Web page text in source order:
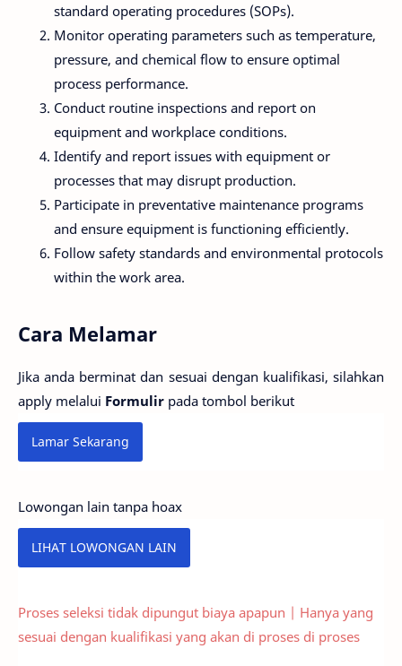
standard operating procedures (SOPs).
Monitor operating parameters such as temperature,
pressure, and chemical flow to ensure optimal
process performance.
Conduct routine inspections and report on
equipment and workplace conditions.
Identify and report issues with equipment or
processes that may disrupt production.
Participate in preventative maintenance programs
and ensure equipment is functioning efficiently.
Follow safety standards and environmental protocols
within the work area.
Cara Melamar
Jika anda berminat dan sesuai dengan kualifikasi, silahkan
apply melalui Formulir pada tombol berikut
Lamar Sekarang
Lowongan lain tanpa hoax
LIHAT LOWONGAN LAIN
Proses seleksi tidak dipungut biaya apapun | Hanya yang
sesuai dengan kualifikasi yang akan di proses di proses